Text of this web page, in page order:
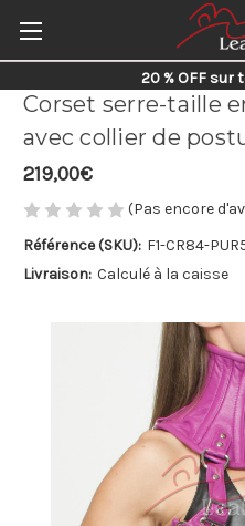
20 % OFF sur
Corset serre-taille
avec collier de
219,00€
(Pas encore
Référence (SKU): F1-CR84-PUR
Livraison: Calculé à la caisse